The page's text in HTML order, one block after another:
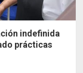
indefinida
prácticas